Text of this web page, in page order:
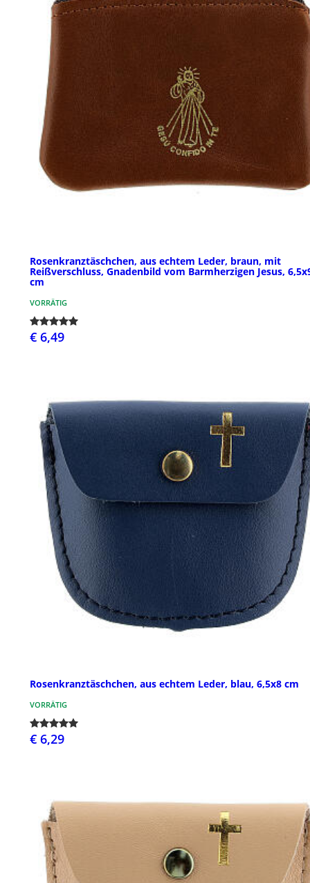
Rosenkranztäschchen, aus echtem Leder, braun, mit
Reißverschluss, Gnadenbild vom Barmherzigen Jesus,
cm
VORRÄTIG
€ 6,49
Rosenkranztäschchen, aus echtem Leder, blau, 6,5x8 cm
VORRÄTIG
€ 6,29